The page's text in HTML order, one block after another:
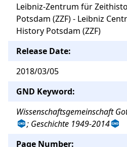
Leibniz-Zentrum für
Potsdam (ZZF) - Leibniz
History Potsdam (ZZF)
Release Date:
2018/03/05
GND Keyword:
Wissenschaftsgemeinschaft
; Geschichte 1949-2014
Page Number: